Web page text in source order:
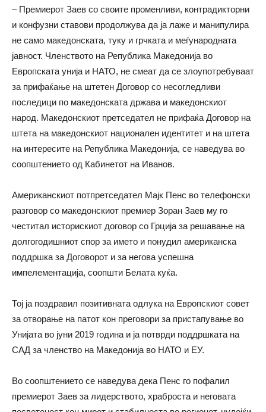
– Премиерот Заев со своите променливи, контрадикторни
и конфузни ставови продолжува да ја лаже и манипулира
не само македонската, туку и грчката и меѓународната
јавност. Членството на Република Македонија во
Европската унија и НАТО, не смеат да се злоупотребуваат
за прифаќање на штетен Договор со несогледливи
последици по македонската држава и македонскиот
народ. Македонскиот претседател не прифаќа Договор на
штета на македонскиот национален идентитет и на штета
на интересите на Република Македонија, се наведува во
соопштението од Кабинетот на Иванов.
Американскиот потпретседател Mајк Пенс во телефонски
разговор со македонскиот премиер Зоран Заев му го
честитал историскиот договор со Грција за решавање на
долгогодишниот спор за името и понудил американска
поддршка за Договорот и за негова успешна
импелементација, соопшти Белата куќа.
Тој ја поздравил позитивната одлука на Европскиот совет
за отворање на патот кон преговори за пристапување во
Унијата во јуни 2019 година и ја потврди поддршката на
САД за членство на Македонија во НАТО и ЕУ.
Во соопштението се наведува дека Пенс го пофалил
премиерот Заев за лидерството, храброста и неговата